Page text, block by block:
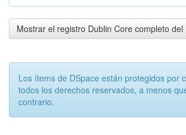
Mostrar el registro Dublin Core completo del
Los ítems de DSpace están protegidos por
todos los derechos reservados, a menos
contrario.